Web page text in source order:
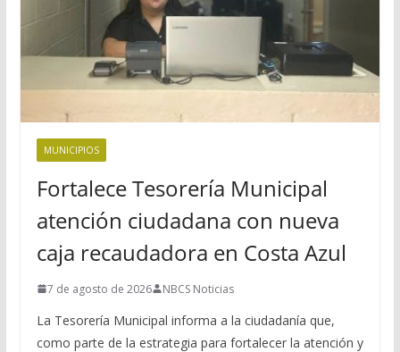
MUNICIPIOS
Fortalece Tesorería Municipal
atención ciudadana con nueva
caja recaudadora en Costa Azul
7 de agosto de 2026 NBCS Noticias
La Tesorería Municipal informa a la ciudadanía que,
como parte de la estrategia para fortalecer la atención y